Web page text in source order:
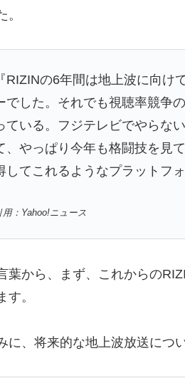
。
『RIZINの6年間は地上波に向
でした。それでも視聴率競争
ている。フジテレビでやらな
、やっぱり今年も格闘技を見
してこれるようなプラットフ
用：Yahoo!ニュース
葉から、まず、これからの
す。
に、将来的な地上波放送につ